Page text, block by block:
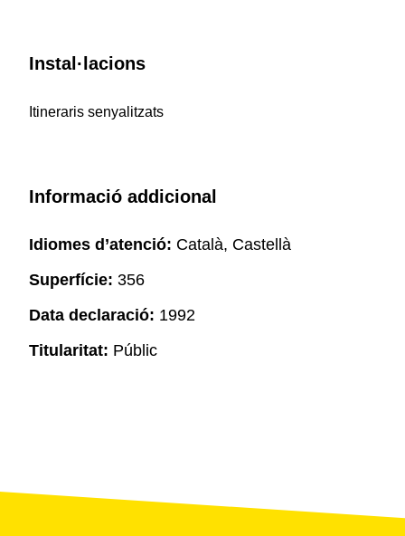
Instal·lacions
Itineraris senyalitzats
Informació addicional
Idiomes d’atenció: Català, Castellà
Superfície: 356
Data declaració: 1992
Titularitat: Públic